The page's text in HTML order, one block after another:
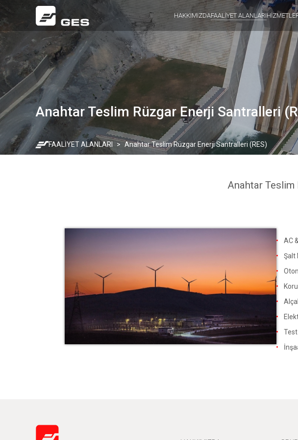
HAKKIMIZDAFAALİYET ALANLARI
Anahtar Teslim Rüzgar Enerji Santralleri
FAALİYET ALANLARI Anahtar Teslim Rüzgar Enerji Santralleri (RES)
Anahtar Teslim
AC
Şalt